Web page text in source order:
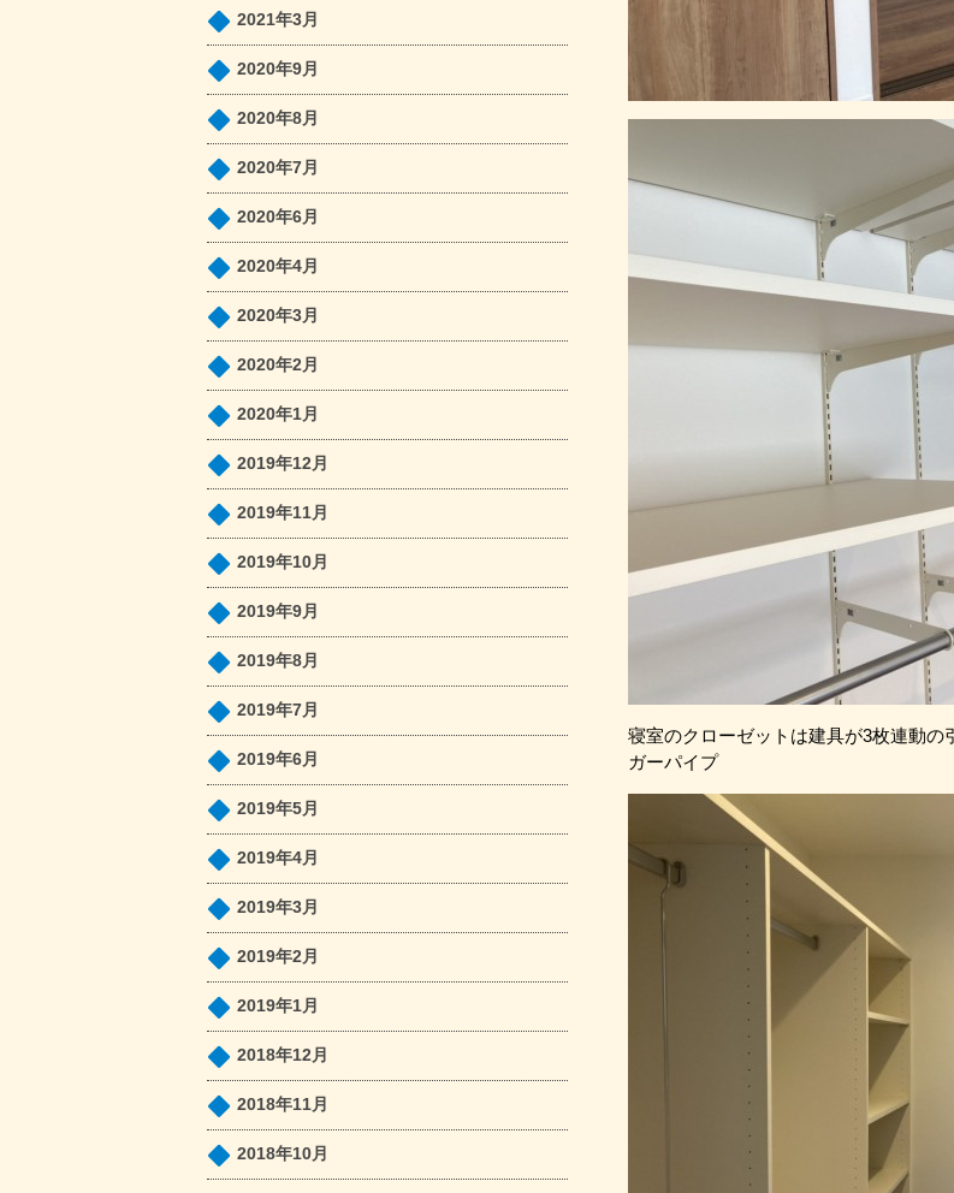
寝室のクローゼットは建具が3枚連動
ガーパイプ
2021年3月
2020年9月
2020年8月
2020年7月
2020年6月
2020年4月
2020年3月
2020年2月
2020年1月
2019年12月
2019年11月
2019年10月
2019年9月
2019年8月
2019年7月
2019年6月
2019年5月
2019年4月
2019年3月
2019年2月
2019年1月
2018年12月
2018年11月
2018年10月